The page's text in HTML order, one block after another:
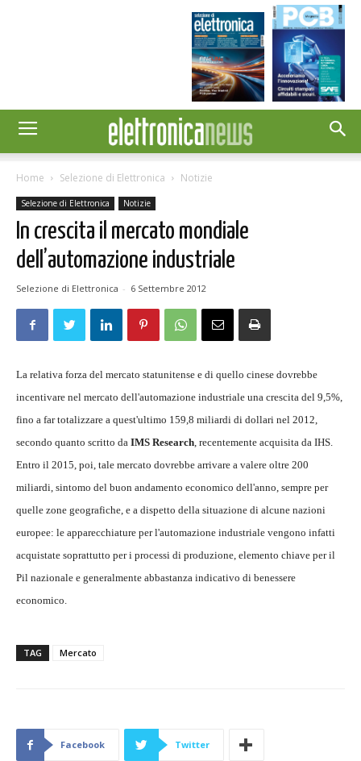
Home Selezione di Elettronica Notizie
Selezione di Elettronica Notizie
In crescita il mercato mondiale
dell’automazione industriale
Selezione di Elettronica - 6 Settembre 2012
La relativa forza del mercato statunitense e di quello cinese dovrebbe
incentivare nel mercato dell'automazione industriale una crescita del 9,5%,
fino a far totalizzare a quest'ultimo 159,8 miliardi di dollari nel 2012,
secondo quanto scritto da IMS Research, recentemente acquisita da IHS.
Entro il 2015, poi, tale mercato dovrebbe arrivare a valere oltre 200
miliardi, sintomo del buon andamento economico dell'anno, sempre per
quelle zone geografiche, e a dispetto della situazione di alcune nazioni
europee: le apparecchiature per l'automazione industriale vengono infatti
acquistate soprattutto per i processi di produzione, elemento chiave per il
Pil nazionale e generalmente abbastanza indicativo di benessere
economico.
TAG Mercato
Facebook Twitter